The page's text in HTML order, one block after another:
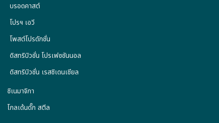
ดิสทริบิวชั่น เรสซิเดนเชียล
ดิสทริบิวชั่น โปรเฟซชันนอล
โพสต์โปรดักชั่น
โปรฯ เอวี
บรอดคาสต์
ซิเนมาจิกา
โกลเด้นดั๊ก สตีล